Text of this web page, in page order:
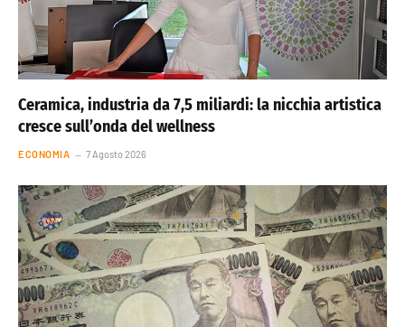
Ceramica, industria da 7,5 miliardi: la nicchia artistica
cresce sull’onda del wellness
ECONOMIA 7 Agosto 2026